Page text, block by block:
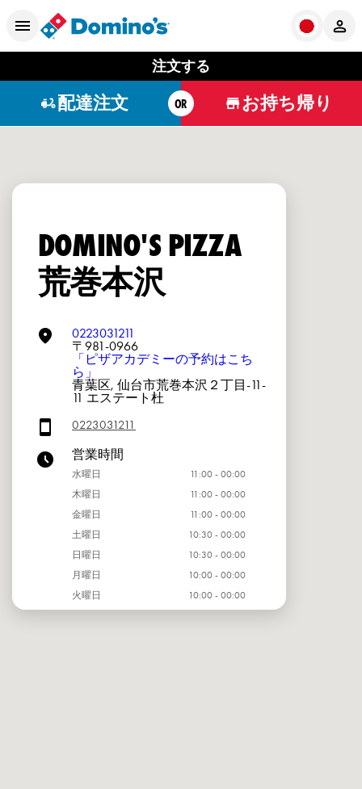
注文する
配達注文 OR お持ち帰り
DOMINO'S PIZZA
荒巻本沢
0223031211
〒981-0966
「ピザアカデミーの予約はこち
ら」
青葉区, 仙台市荒巻本沢２丁目-11-
11 エステート杜
0223031211
営業時間
水曜日
11:00 - 00:00
木曜日
11:00 - 00:00
金曜日
11:00 - 00:00
土曜日
10:30 - 00:00
日曜日
10:30 - 00:00
月曜日
10:00 - 00:00
火曜日
10:00 - 00:00